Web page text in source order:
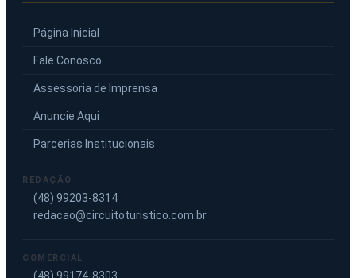
Página Inicial
Fale Conosco
Assessoria de Imprensa
Anuncie Aqui
Parcerias Institucionais
REDAÇÃO
(48) 99203-8314
redacao@circuitoturistico.com.br
COMERCIAL